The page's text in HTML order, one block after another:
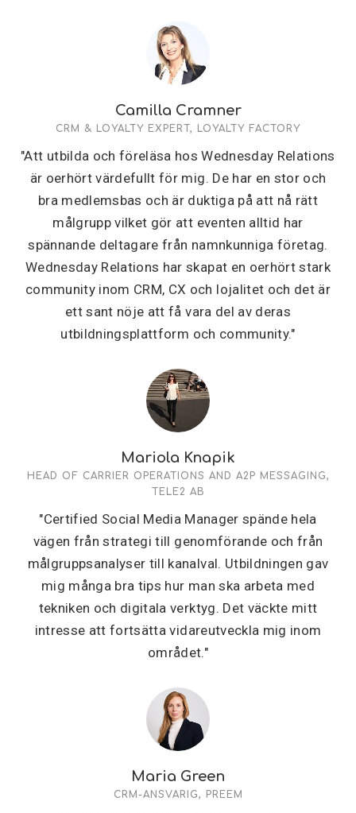
Camilla Cramner
CRM & LOYALTY EXPERT, LOYALTY FACTORY
"Att utbilda och föreläsa hos Wednesday Relations
är oerhört värdefullt för mig. De har en stor och
bra medlemsbas och är duktiga på att nå rätt
målgrupp vilket gör att eventen alltid har
spännande deltagare från namnkunniga företag.
Wednesday Relations har skapat en oerhört stark
community inom CRM, CX och lojalitet och det är
ett sant nöje att få vara del av deras
utbildningsplattform och community."
Mariola Knapik
HEAD OF CARRIER OPERATIONS AND A2P MESSAGING,
TELE2 AB
"Certified Social Media Manager spände hela
vägen från strategi till genomförande och från
målgruppsanalyser till kanalval. Utbildningen gav
mig många bra tips hur man ska arbeta med
tekniken och digitala verktyg. Det väckte mitt
intresse att fortsätta vidareutveckla mig inom
området."
Maria Green
CRM-ANSVARIG, PREEM